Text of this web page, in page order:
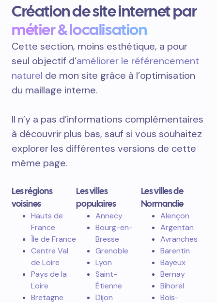
Création de site internet par
métier & localisation
Cette section, moins esthétique, a pour
seul objectif d’améliorer le référencement
naturel de mon site grâce à l’optimisation
du maillage interne.
Il n’y a pas d’informations complémentaires
à découvrir plus bas, sauf si vous souhaitez
explorer les différentes versions de cette
même page.
Les régions
voisines
Hauts de
France
Île de France
Centre Val
de Loire
Pays de la
Loire
Bretagne
Les villes
populaires
Annecy
Bourg-en-
Bresse
Grenoble
Lyon
Saint-
Étienne
Dijon
Les villes de
Normandie
Alençon
Argentan
Avranches
Barentin
Bayeux
Bernay
Bihorel
Bois-